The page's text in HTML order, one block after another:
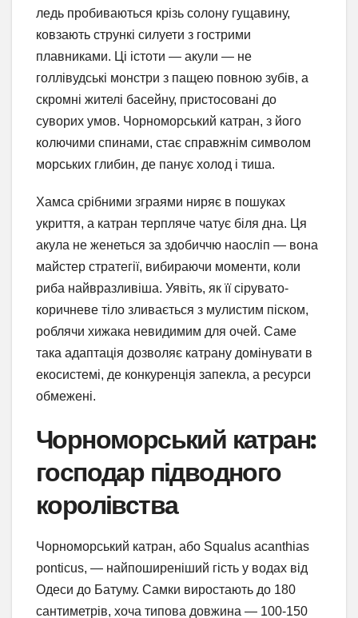
ледь пробиваються крізь солону гущавину,
ковзають стрункі силуети з гострими
плавниками. Ці істоти — акули — не
голлівудські монстри з пащею повною зубів, а
скромні жителі басейну, пристосовані до
суворих умов. Чорноморський катран, з його
колючими спинами, стає справжнім символом
морських глибин, де панує холод і тиша.
Хамса срібними зграями ниряє в пошуках
укриття, а катран терпляче чатує біля дна. Ця
акула не женеться за здобиччю наосліп — вона
майстер стратегії, вибираючи моменти, коли
риба найвразливіша. Уявіть, як її сірувато-
коричневе тіло зливається з мулистим піском,
роблячи хижака невидимим для очей. Саме
така адаптація дозволяє катрану домінувати в
екосистемі, де конкуренція запекла, а ресурси
обмежені.
Чорноморський катран:
господар підводного
королівства
Чорноморський катран, або Squalus acanthias
ponticus, — найпоширеніший гість у водах від
Одеси до Батуму. Самки виростають до 180
сантиметрів, хоча типова довжина — 100-150